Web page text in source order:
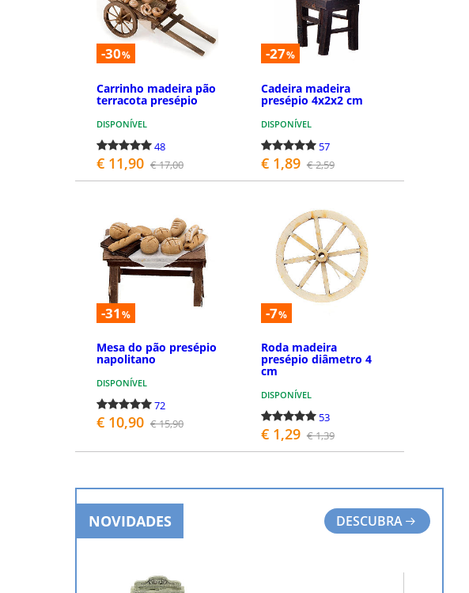
-30%
Carrinho madeira pão
terracota presépio
DISPONÍVEL
48
€ 11,90 € 17,00
-27%
Cadeira madeira
presépio 4x2x2 cm
DISPONÍVEL
57
€ 1,89 € 2,59
-31 %
Mesa do pão presépio
napolitano
DISPONÍVEL
72
€ 10,90 € 15,90
-7%
Roda madeira
presépio diâmetro 4
cm
DISPONÍVEL
53
€ 1,29 € 1,39
NOVIDADES DESCUBRA